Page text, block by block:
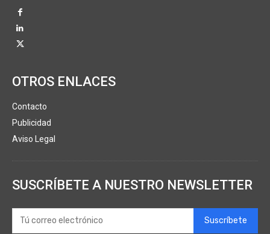
OTROS ENLACES
Contacto
Publicidad
Aviso Legal
SUSCRÍBETE A NUESTRO NEWSLETTER
Suscríbete